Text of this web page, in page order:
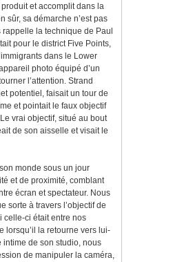
produit et accomplit dans la
sûr, sa démarche n’est pas
la technique de Paul
pour le district Five Points,
dans le Lower
photo équipé d’un
l’attention. Strand
potentiel, faisait un tour de
et pointait le faux objectif
vrai objectif, situé au bout
de son aisselle et visait le
monde sous un jour
et de proximité, comblant
écran et spectateur. Nous
sorte à travers l’objectif de
celle-ci était entre nos
lorsqu’il la retourne vers lui-
intime de son studio, nous
de manipuler la caméra,